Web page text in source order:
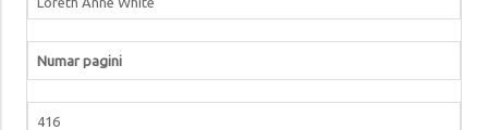
Numar pagini
416